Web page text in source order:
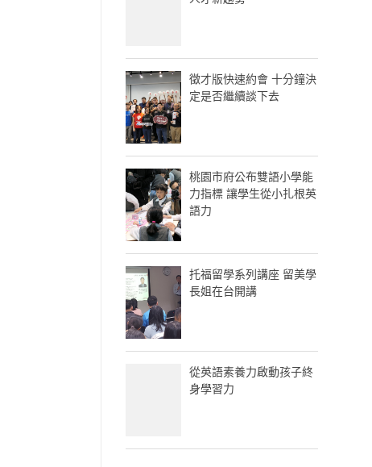
徵才版快速約會 十分鐘決
定是否繼續談下去
桃園市府公布雙語小學能
力指標 讓學生從小扎根英
語力
托福留學系列講座 留美學
長姐在台開講
從英語素養力啟動孩子終
身學習力